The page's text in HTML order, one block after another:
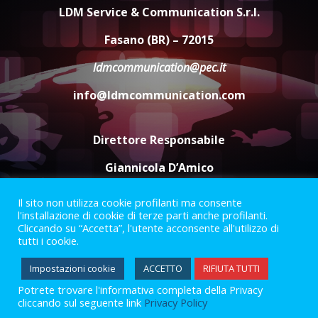
Santis
8 Agosto 2026 07:30
Politiche Giovanili e Mobilità
Sostenibile: premiati gli studenti
universitari del bando “La strada
giusta”
8 Agosto 2026 07:15
LDM Service & Communication S.r.l.
Fasano (BR) – 72015
ldmcommunication@pec.it
info@ldmcommunication.com
Direttore Responsabile
Giannicola D’Amico
Termini e Condizioni
Privacy Policy
Informazioni Legali
Facebook
Instagram
Youtube
2023 © Gofasano|Powered byCreativestudio
Il sito non utilizza cookie profilanti ma consente
l'installazione di cookie di terze parti anche profilanti.
Cliccando su “Accetta”, l'utente acconsente all'utilizzo di
tutti i cookie.
Impostazioni cookie ACCETTO RIFIUTA TUTTI
Potrete trovare l'informativa completa della Privacy
cliccando sul seguente link Privacy Policy